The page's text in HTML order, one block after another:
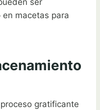
ser
macetas para
gratificante